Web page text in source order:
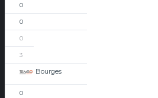
0
0
0
3
Bourges
0